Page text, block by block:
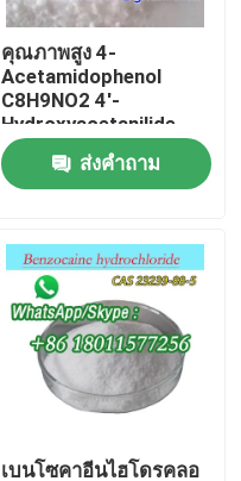
คุณภาพสูง 4-
Acetamidophenol
C8H9NO2 4'-
Hydroxyacetanilide
CAS 103-90-2
ส่งคำถาม
เบนโซคาอีนไฮโดรคลอ